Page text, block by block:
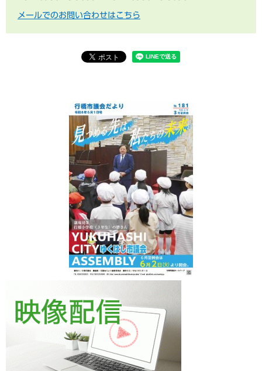
メールでのお問い合わせはこちら